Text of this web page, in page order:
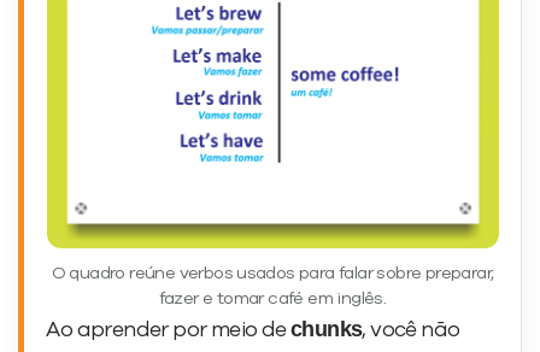
O quadro reúne verbos usados para falar sobre preparar,
fazer e tomar café em inglês.
Ao aprender por meio dechunks, você não